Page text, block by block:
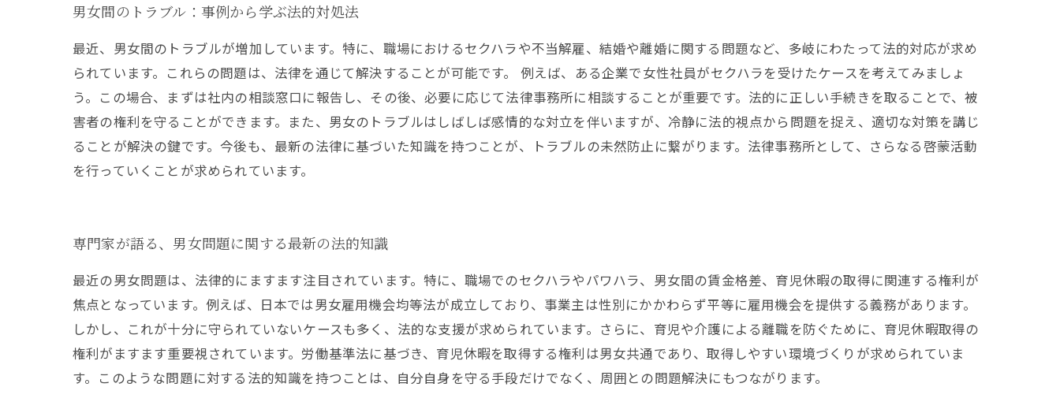
男女間のトラブル：事例から学ぶ法的対処法
最近、男女間のトラブルが増加しています。特に、職場におけるセクハラや不当解雇、結婚や離婚に関する問題など、多岐にわたって法的対応が求め
られています。これらの問題は、法律を通じて解決することが可能です。 例えば、ある企業で女性社員がセクハラを受けたケースを考えてみましょ
う。この場合、まずは社内の相談窓口に報告し、その後、必要に応じて法律事務所に相談することが重要です。法的に正しい手続きを取ることで、被
害者の権利を守ることができます。また、男女のトラブルはしばしば感情的な対立を伴いますが、冷静に法的視点から問題を捉え、適切な対策を講じ
ることが解決の鍵です。今後も、最新の法律に基づいた知識を持つことが、トラブルの未然防止に繋がります。法律事務所として、さらなる啓蒙活動
を行っていくことが求められています。
専門家が語る、男女問題に関する最新の法的知識
最近の男女問題は、法律的にますます注目されています。特に、職場でのセクハラやパワハラ、男女間の賃金格差、育児休暇の取得に関連する権利が
焦点となっています。例えば、日本では男女雇用機会均等法が成立しており、事業主は性別にかかわらず平等に雇用機会を提供する義務があります。
しかし、これが十分に守られていないケースも多く、法的な支援が求められています。さらに、育児や介護による離職を防ぐために、育児休暇取得の
権利がますます重要視されています。労働基準法に基づき、育児休暇を取得する権利は男女共通であり、取得しやすい環境づくりが求められていま
す。このような問題に対する法的知識を持つことは、自分自身を守る手段だけでなく、周囲との問題解決にもつながります。